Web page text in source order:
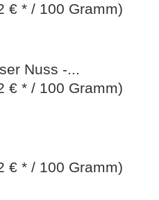
€ * / 100 Gramm)
Nuss -...
€ * / 100 Gramm)
€ * / 100 Gramm)